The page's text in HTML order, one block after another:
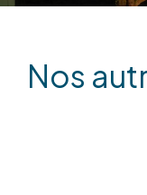
Nos